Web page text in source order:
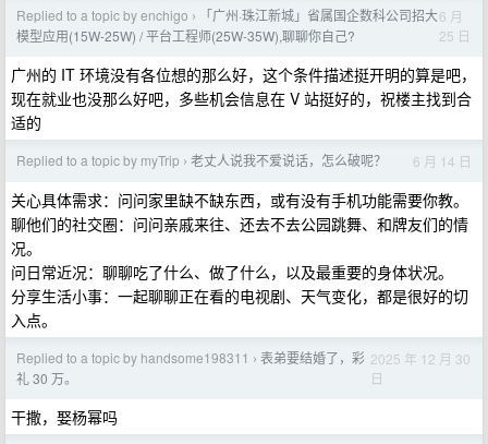
Replied to a topic by enchigo ›
「广州·珠江新城」省属国企数科公司招大
模型应用(15W-25W) / 平台工程师(25W-35W),聊聊你自己?
6 月
25 日
广州的 IT 环境没有各位想的那么好，这个条件描述挺开明的算是吧，
现在就业也没那么好吧，多些机会信息在 V 站挺好的，祝楼主找到合
适的
Replied to a topic by myTrip › 老丈人说我不爱说话，怎么破呢？ 6 月 14 日
关心具体需求：问问家里缺不缺东西，或有没有手机功能需要你教。
聊他们的社交圈：问问亲戚来往、还去不去公园跳舞、和牌友们的情
况。
问日常近况：聊聊吃了什么、做了什么，以及最重要的身体状况。
分享生活小事：一起聊聊正在看的电视剧、天气变化，都是很好的切
入点。
Replied to a topic by handsome198311 › 表弟要结婚了，彩
礼 30 万。
2025 年 12 月 30
日
干撒，娶杨幂吗